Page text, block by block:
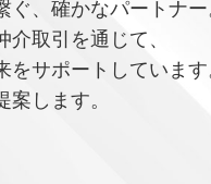
ぐ、確かなパートナ
取引を通じて、
をサポートしていま
します。